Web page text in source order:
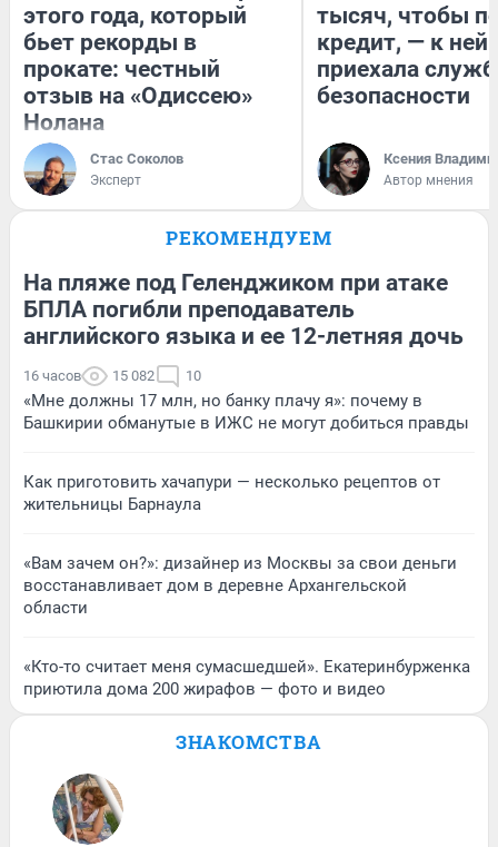
этого года, который
бьет рекорды в
прокате: честный
отзыв на «Одиссею»
Нолана
Стас Соколов
Эксперт
тысяч, чтобы
кредит, — к
приехала
безопасности
Ксения
Автор мнения
РЕКОМЕНДУЕМ
На пляже под Геленджиком при атаке
БПЛА погибли преподаватель
английского языка и ее 12-летняя дочь
16 часов 15 082 10
«Мне должны 17 млн, но банку плачу я»: почему в
Башкирии обманутые в ИЖС не могут добиться правды
Как приготовить хачапури — несколько рецептов от
жительницы Барнаула
«Вам зачем он?»: дизайнер из Москвы за свои деньги
восстанавливает дом в деревне Архангельской
области
«Кто-то считает меня сумасшедшей». Екатеринбурженка
приютила дома 200 жирафов — фото и видео
ЗНАКОМСТВА